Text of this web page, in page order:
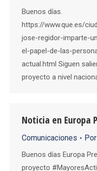
Buenos días.
https://www.que.es/
jose-regidor-imparte-
el-papel-de-las-
actual.html Siguen
proyecto a nivel
Noticia en Europa
Comunicaciones Por
Buenos días Europa
proyecto